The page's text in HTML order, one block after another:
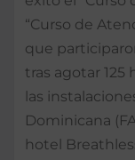
“Curso de
que
tras agotar
las
Dominicana
hotel